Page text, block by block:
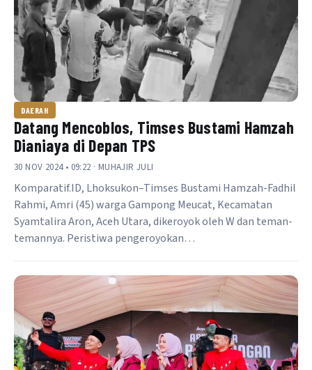
DAERAH
Datang Mencoblos, Timses Bustami Hamzah
Dianiaya di Depan TPS
30 NOV 2024 • 09:22 · MUHAJIR JULI
Komparatif.ID, Lhoksukon–Timses Bustami Hamzah-Fadhil
Rahmi, Amri (45) warga Gampong Meucat, Kecamatan
Syamtalira Aron, Aceh Utara, dikeroyok oleh W dan teman-
temannya. Peristiwa pengeroyokan…